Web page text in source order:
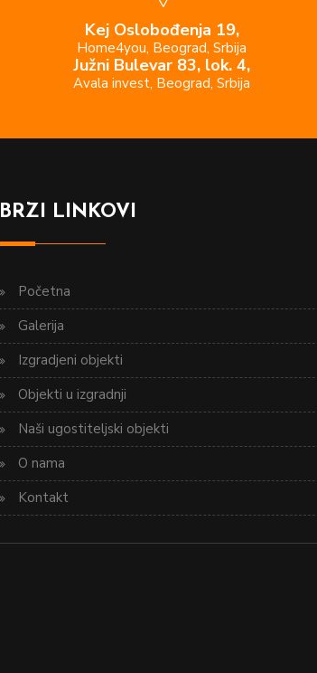
Kej Oslobođenja 19,
Home4you, Beograd, Srbija
Južni Bulevar 83, lok. 4,
Avala invest, Beograd, Srbija
BRZI LINKOVI
Početna
Galerija
Izgradjeni objekti
Objekti u izgradnji
Naši ugostiteljski objekti
O nama
Kontakt